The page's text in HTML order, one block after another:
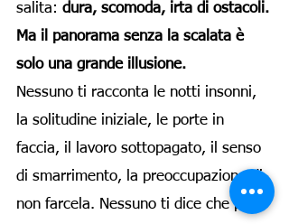
salita: dura, scomoda, irta di ostacoli.
Ma il panorama senza la scalata è
solo una grande illusione.
Nessuno ti racconta le notti insonni,
la solitudine iniziale, le porte in
faccia, il lavoro sottopagato, il senso
di smarrimento, la preoccupazione di
non farcela. Nessuno ti dice che per